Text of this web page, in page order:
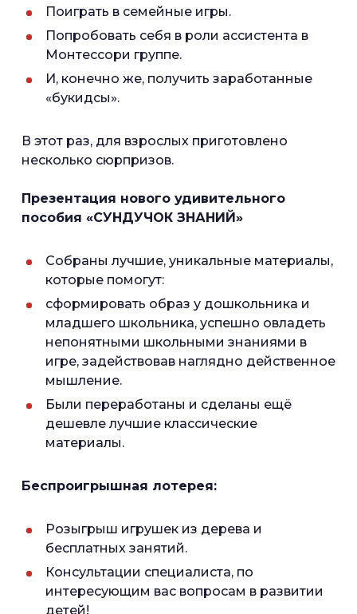
Поиграть в семейные игры.
Попробовать себя в роли ассистента в
Монтессори группе.
И, конечно же, получить заработанные
«букидсы».
В этот раз, для взрослых приготовлено
несколько сюрпризов.
Презентация нового удивительного
пособия «СУНДУЧОК ЗНАНИЙ»
Собраны лучшие, уникальные материалы,
которые помогут:
сформировать образ у дошкольника и
младшего школьника, успешно овладеть
непонятными школьными знаниями в
игре, задействовав наглядно действенное
мышление.
Были переработаны и сделаны ещё
дешевле лучшие классические
материалы.
Беспроигрышная лотерея:
Розыгрыш игрушек из дерева и
бесплатных занятий.
Консультации специалиста, по
интересующим вас вопросам в развитии
детей!